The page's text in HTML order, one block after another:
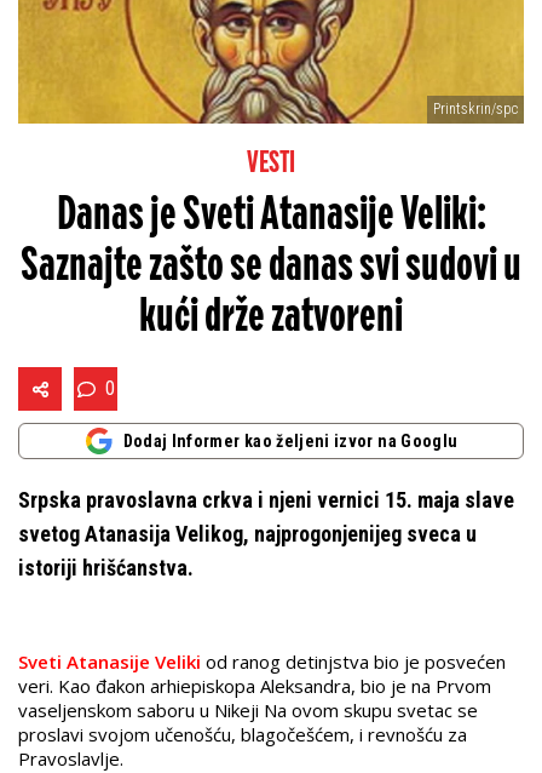
Printskrin/spc
VESTI
Danas je Sveti Atanasije Veliki:
Saznajte zašto se danas svi sudovi u
kući drže zatvoreni
0
Dodaj Informer kao željeni izvor na Googlu
Srpska pravoslavna crkva i njeni vernici 15. maja slave
svetog Atanasija Velikog, najprogonjenijeg sveca u
istoriji hrišćanstva.
Sveti Atanasije Veliki od ranog detinjstva bio je posvećen
veri. Kao đakon arhiepiskopa Aleksandra, bio je na Prvom
vaseljenskom saboru u Nikeji Na ovom skupu svetac se
proslavi svojom učenošću, blagočešćem, i revnošću za
Pravoslavlje.